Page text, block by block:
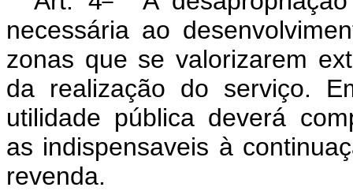
necessária ao
zonas que se valorizarem
da realização do serviço.
utilidade pública deverá
as indispensaveis à
revenda.